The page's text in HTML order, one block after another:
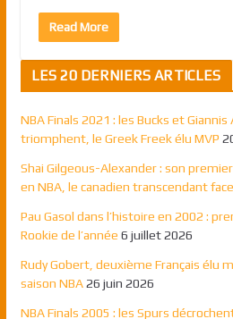
Read More
LES 20 DERNIERS ARTICLES
NBA Finals 2021 : les Bucks et
triomphent, le Greek Freek élu MVP
Shai Gilgeous-Alexander : son
en NBA, le canadien transcendant
Pau Gasol dans l’histoire en 2002 :
Rookie de l’année 6 juillet 2026
Rudy Gobert, deuxième Français élu
saison NBA 26 juin 2026
NBA Finals 2005 : les Spurs